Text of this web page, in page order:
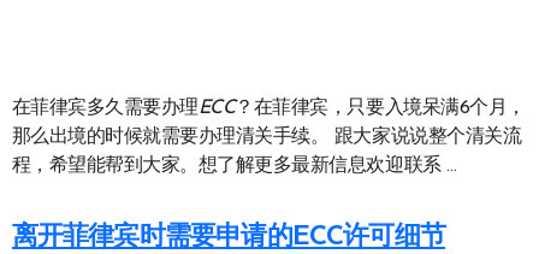
在菲律宾多久需要办理ECC？在菲律宾，只要入境呆满6个月，
那么出境的时候就需要办理清关手续。 跟大家说说整个清关流
程，希望能帮到大家。想了解更多最新信息欢迎联系 …
离开菲律宾时需要申请的ECC许可细节